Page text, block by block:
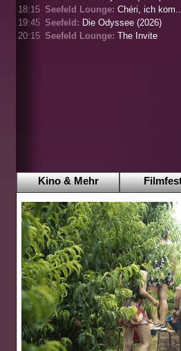
18:15 Seefeld Lounge: Chéri, ich
19:45 Seefeld: Die Odyssee (2026)
20:15 Seefeld Lounge: The Invite
Kino & Mehr